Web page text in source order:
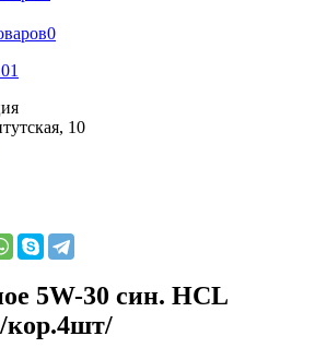
0
10
5W-30 син. HCL
кор.4шт/